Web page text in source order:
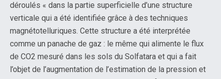
déroulés « dans la partie superficielle d’une structure
verticale qui a été identifiée grâce à des techniques
magnétotelluriques. Cette structure a été interprétée
comme un panache de gaz : le même qui alimente le flux
de CO2 mesuré dans les sols du Solfatara et qui a fait
l’objet de l’augmentation de l’estimation de la pression et